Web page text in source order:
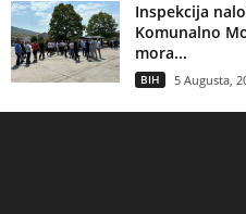
Inspekcija
Komunalno
mora...
BIH 5 Augusta,